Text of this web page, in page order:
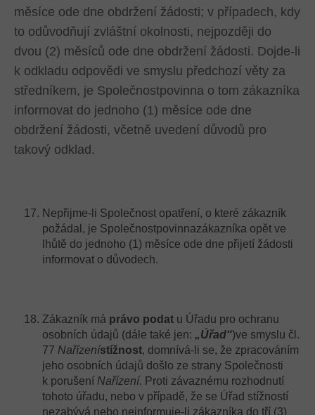
měsíce ode dne obdržení žádosti; v případech, kdy
to odůvodňují zvláštní okolnosti, nejpozději do
dvou (2) měsíců ode dne obdržení žádosti. Dojde-li
k odkladu odpovědi ve smyslu předchozí věty za
středníkem, je Společnostpovinna o tom zákazníka
informovat do jednoho (1) měsíce ode dne
obdržení žádosti, včetně uvedení důvodů pro
takový odklad.
Nepřijme-li Společnost opatření, o které zákazník
požádal, je Společnostpovinnazákazníka opět ve
lhůtě do jednoho (1) měsíce ode dne přijetí žádosti
informovat o důvodech.
Zákazník má právo podat u Úřadu pro ochranu
osobních údajů (dále také jen: „Úřad“)ve smyslu čl.
77 Nařízenístížnost, domnívá-li se, že zpracováním
jeho osobních údajů došlo ze strany Společnosti
k porušení Nařízení. Proti závaznému rozhodnutí
tohoto úřadu, nebo v případě, že se Úřad stížností
nezabývá nebo neinformuje-li zákazníka do tří (3)